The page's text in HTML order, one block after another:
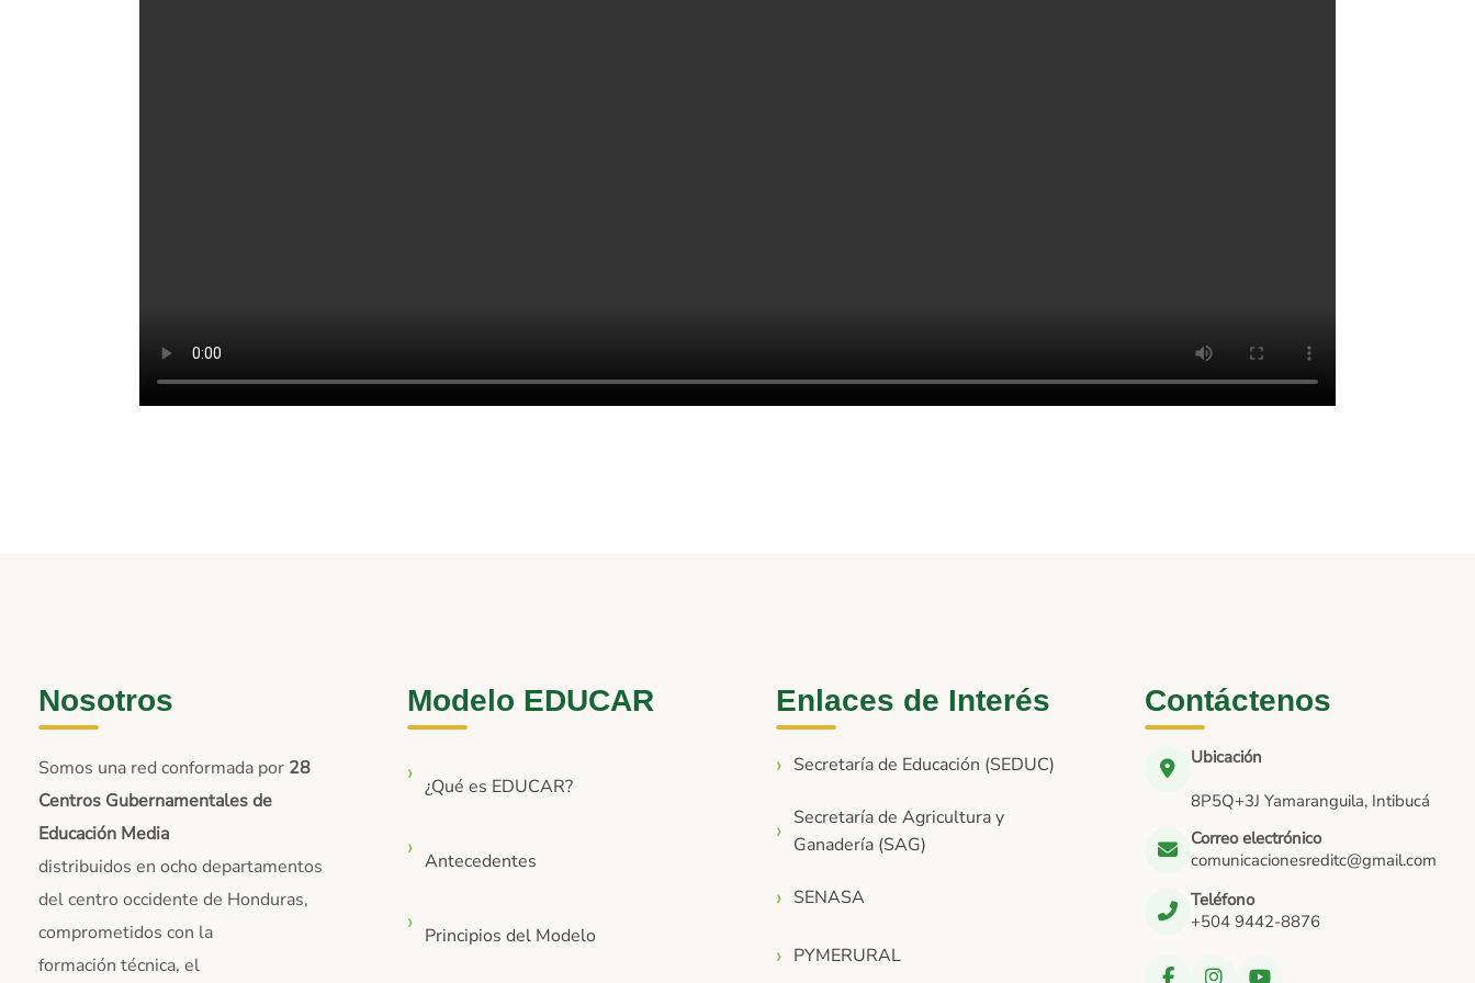
Nosotros
Somos una red conformada por 28
Centros Gubernamentales de
Educación Media
distribuidos en ocho departamentos
del centro occidente de Honduras,
comprometidos con la
formación técnica, el
Modelo EDUCAR
¿Qué es EDUCAR?
Antecedentes
Principios del Modelo
Enlaces de Interés
Secretaría de Educación (SEDUC)
Secretaría de Agricultura y
Ganadería (SAG)
SENASA
PYMERURAL
Contáctenos
Ubicación
8P5Q+3J Yamaranguila, Intibucá
Correo electrónico
comunicacionesreditc@gmail.com
Teléfono
+504 9442-8876